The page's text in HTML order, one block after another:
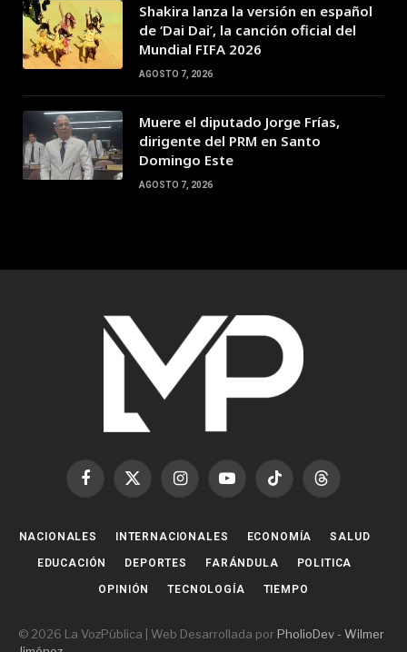
Shakira lanza la versión en español
de ‘Dai Dai’, la canción oficial del
Mundial FIFA 2026
AGOSTO 7, 2026
Muere el diputado Jorge Frías,
dirigente del PRM en Santo
Domingo Este
AGOSTO 7, 2026
Facebook
X
InstagramYouTubeTikTok Threads
NACIONALES INTERNACIONALES ECONOMÍA SALUD
EDUCACIÓN DEPORTES FARÁNDULA POLITICA
OPINIÓN TECNOLOGÍA TIEMPO
© 2026 La VozPública | Web Desarrollada por PholioDev - Wilmer